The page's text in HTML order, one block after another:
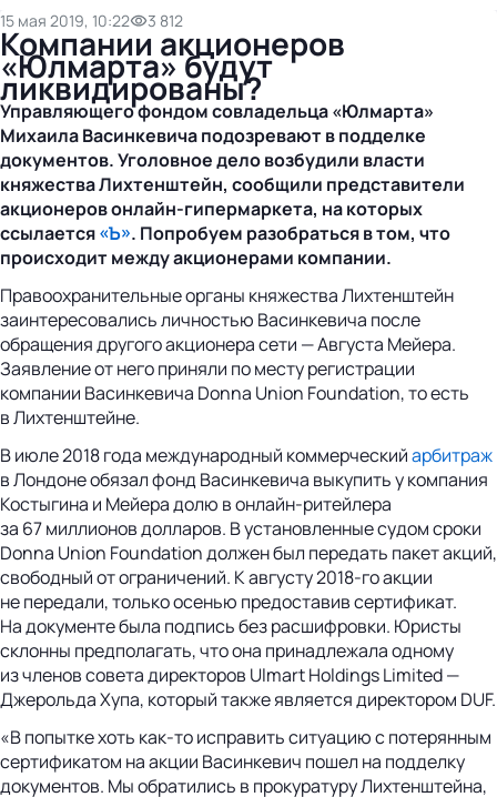
15 мая 2019, 10:22 3 812
Компании акционеров
«Юлмарта» будут
ликвидированы?
Управляющего фондом совладельца «Юлмарта»
Михаила Васинкевича подозревают в подделке
документов. Уголовное дело возбудили власти
княжества Лихтенштейн, сообщили представители
акционеровонлайн-гипермаркета, на которых
ссылается«Ъ». Попробуем разобраться в том, что
происходит между акционерами компании.
Правоохранительные органы княжества Лихтенштейн
заинтересовались личностью Васинкевича после
обращения другого акционера сети — Августа Мейера.
Заявление от него приняли по месту регистрации
компании Васинкевича Donna Union Foundation, то есть
в Лихтенштейне.
В июле 2018 года международный коммерческийарбитраж
в Лондоне обязал фонд Васинкевича выкупить у компания
Костыгина и Мейера долю в онлайн-ритейлера
за 67 миллионов долларов. В установленные судом сроки
Donna Union Foundation должен был передать пакет акций,
свободный от ограничений. К августу 2018-го акции
не передали, только осенью предоставив сертификат.
На документе была подпись без расшифровки. Юристы
склонны предполагать, что она принадлежала одному
из членов совета директоров Ulmart Holdings Limited —
Джерольда Хупа, который также является директором DUF.
«В попытке хоть как-то исправить ситуацию с потерянным
сертификатом на акции Васинкевич пошел на подделку
документов. Мы обратились в прокуратуру Лихтенштейна,